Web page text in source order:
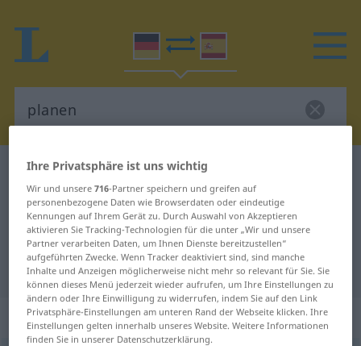
Deutsch-Spanisch Wörterbuch
Deutsch-Spanisch Übersetzung für
"planen"
"planen" Spanisch Übersetzung
„planen“: transitives Verb
Ihre Privatsphäre ist uns wichtig
Wir und unsere716-Partner speichern und greifen auf
personenbezogene Daten wie Browserdaten oder eindeutige
Kennungen auf Ihrem Gerät zu. Durch Auswahl von Akzeptieren
aktivieren Sie Tracking-Technologien für die unter „Wir und unsere
Partner verarbeiten Daten, um Ihnen Dienste bereitzustellen“
aufgeführten Zwecke. Wenn Tracker deaktiviert sind, sind manche
Inhalte und Anzeigen möglicherweise nicht mehr so relevant für Sie. Sie
können dieses Menü jederzeit wieder aufrufen, um Ihre Einstellungen zu
ändern oder Ihre Einwilligung zu widerrufen, indem Sie auf den Link
Privatsphäre-Einstellungen am unteren Rand der Webseite klicken. Ihre
Einstellungen gelten innerhalb unseres Website. Weitere Informationen
finden Sie in unserer Datenschutzerklärung.